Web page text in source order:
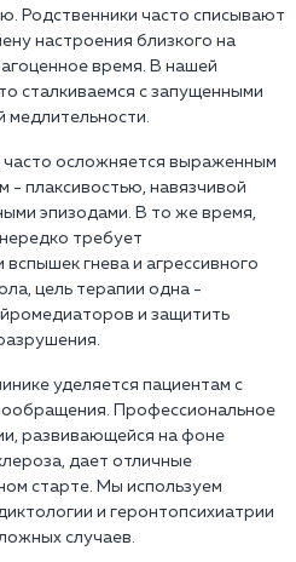
Родственники часто списывают
настроения близкого на
время. В нашей
сталкиваемся с запущенными
медлительности.
осложняется выраженным
- плаксивостью, навязчивой
эпизодами. В то же время,
требует
гнева и агрессивного
цель терапии одна -
и защитить
уделяется пациентам с
Профессиональное
развивающейся на фоне
дает отличные
старте. Мы используем
и геронтопсихиатрии
случаев.